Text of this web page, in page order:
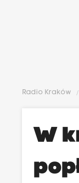
Radio Kraków
W